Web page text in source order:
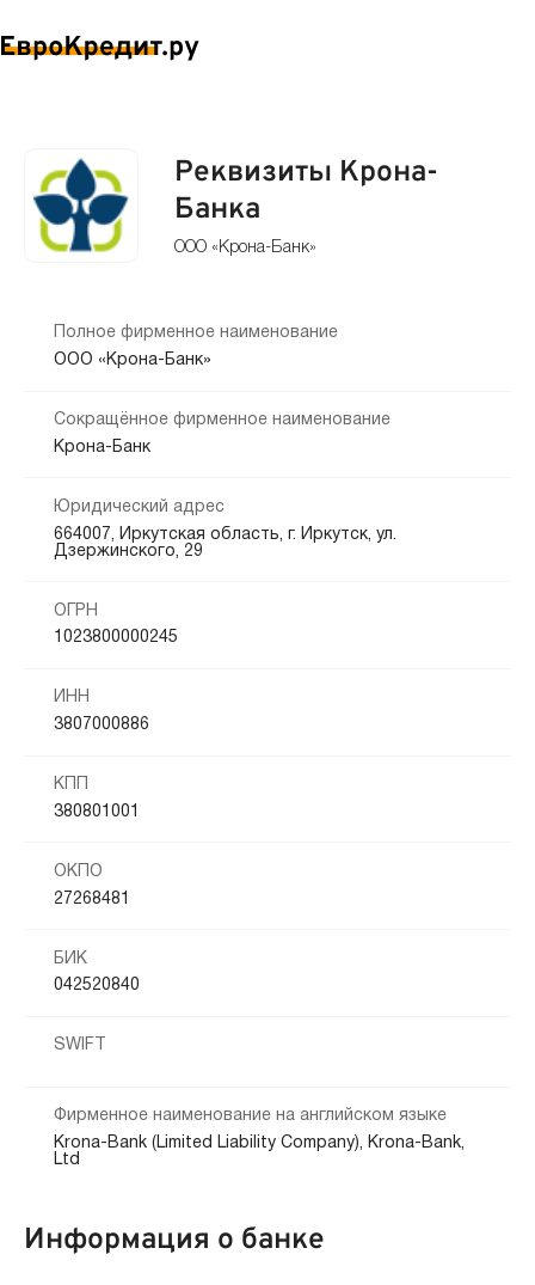
Реквизиты Крона-
Банка
ООО «Крона-Банк»
Полное фирменное наименование
ООО «Крона-Банк»
Сокращённое фирменное наименование
Крона-Банк
Юридический адрес
664007, Иркутская область, г. Иркутск, ул.
Дзержинского, 29
ОГРН
1023800000245
ИНН
3807000886
КПП
380801001
ОКПО
27268481
БИК
042520840
SWIFT
Фирменное наименование на английском языке
Krona-Bank (Limited Liability Company), Krona-Bank,
Ltd
Информация о банке